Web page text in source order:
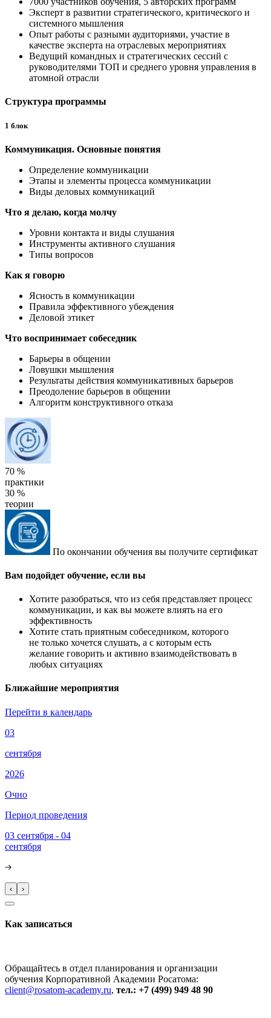
Эксперт в развитии стратегического, критического и
системного мышления
Опыт работы с разными аудиториями, участие в
качестве эксперта на отраслевых мероприятиях
Ведущий командных и стратегических сессий с
руководителями ТОП и среднего уровня управления в
атомной отрасли
Структура программы
1 блок
Коммуникация. Основные понятия
Определение коммуникации
Этапы и элементы процесса коммуникации
Виды деловых коммуникаций
Что я делаю, когда молчу
Уровни контакта и виды слушания
Инструменты активного слушания
Типы вопросов
Как я говорю
Ясность в коммуникации
Правила эффективного убеждения
Деловой этикет
Что воспринимает собеседник
Барьеры в общении
Ловушки мышления
Результаты действия коммуникативных барьеров
Преодоление барьеров в общении
Алгоритм конструктивного отказа
70 %
практики
30 %
теории
По окончании обучения вы получите сертификат
Вам подойдет обучение, если вы
Хотите разобраться, что из себя представляет процесс
коммуникации, и как вы можете влиять на его
эффективность
Хотите стать приятным собеседником, которого
не только хочется слушать, а с которым есть
желание говорить и активно взаимодействовать в
любых ситуациях
Ближайшие мероприятия
Перейти в календарь
03
сентября
2026
Очно
Период проведения
03 сентября - 04
сентября
‹ ›
Как записаться
Обращайтесь в отдел планирования и организации
обучения Корпоративной Академии Росатома:
client@rosatom-academy.ru, тел.: +7 (499) 949 48 90